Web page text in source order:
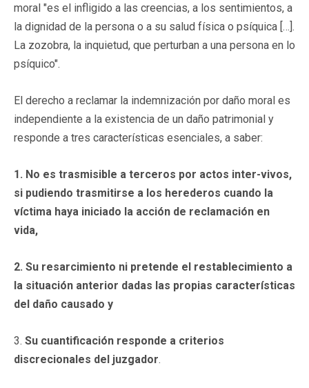
moral "es el infligido a las creencias, a los sentimientos, a
la dignidad de la persona o a su salud física o psíquica […].
La zozobra, la inquietud, que perturban a una persona en lo
psíquico".
El derecho a reclamar la indemnización por daño moral es
independiente a la existencia de un daño patrimonial y
responde a tres características esenciales, a saber:
1. No es trasmisible a terceros por actos inter-vivos,
si pudiendo trasmitirse a los herederos cuando la
víctima haya iniciado la acción de reclamación en
vida,
2. Su resarcimiento ni pretende el restablecimiento a
la situación anterior dadas las propias características
del daño causado y
3. Su cuantificación responde a criterios
discrecionales del juzgador.